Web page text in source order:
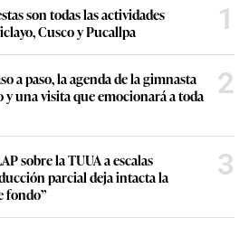
son todas las actividades
Cusco y Pucallpa
1
a paso, la agenda de la gimnasta
una visita que emocionará a toda
2
sobre la TUUA a escalas
parcial deja intacta la
fondo”
3